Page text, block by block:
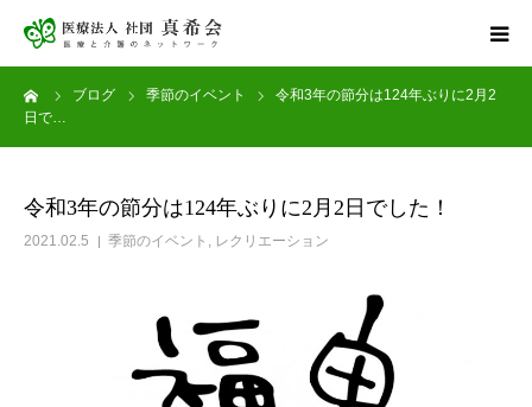
ブログ 季節のイベント
令和3年の節分は124年ぶりに2月2
日で…
令和3年の節分は124年ぶりに2月2日でした！
2021.02.5 季節のイベント , レクリエーション
ホーム
健康診断
採用情報